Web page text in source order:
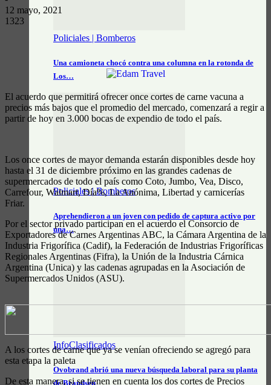
Policiales | Bomberos
Una camioneta chocó contra una columna en la rotonda de
Los…
Policiales | Bomberos
Aprehendieron a un joven con pedido de captura activo por
una…
InfoClasificados
Ovobrand abrió una nueva búsqueda laboral para su planta
de Brandsen
12 mayo, 2021
1323
El acuerdo que permitirá ofrecer once cortes de carne vacuna a
precios más bajos que el promedio del mercado, comenzará a regir a
partir de hoy en 3.000 bocas de expendio de todo el país.
Los once cortes de mayor demanda estarán disponibles desde hoy
hasta el 31 de diciembre próximo en las grandes cadenas de
supermercados de todo el país como Coto, Jumbo, Vea, Disco,
Carrefour, Walmart, Día%, La Anónima, Libertad y carnicerías
Friar.
Por el sector privado participan en el acuerdo el Consorcio de
Exportadores de Carnes Argentinas ABC, la Cámara Argentina de la
Industria Frigorífica (Cadif), la Federación de Industrias Frigoríficas
Regionales Argentinas (Fifra), la Unión de la Industria Cárnica
Argentina (Unica) y las cadenas agrupadas en la Asociación de
Supermercados Unidos (ASU).
A los cortes de carne que ya se venían ofreciendo se agregó para
esta etapa la paleta
De esta manera, si se tienen en cuenta los dos cortes de Precios